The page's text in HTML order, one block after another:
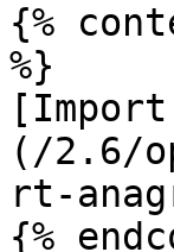
{%
%}
(/2.6/
rt-
{%